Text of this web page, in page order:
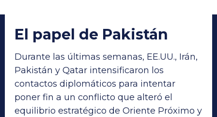
El papel de Pakistán
Durante las últimas semanas, EE.UU., Irán,
Pakistán y Qatar intensificaron los
contactos diplomáticos para intentar
poner fin a un conflicto que alteró el
equilibrio estratégico de Oriente Próximo y